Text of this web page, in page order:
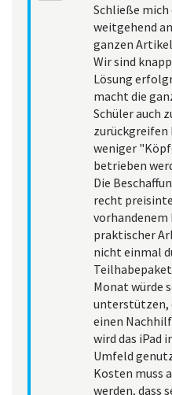
Schließe mich
weitgehend
ganzen
Wir sind
Lösung
macht die
Schüler auch
zurückgreifen
weniger
betrieben
Die
recht
praktischer
nicht einmal
Monat würde
unterstützen,
einen
wird das iPad
Umfeld
Kosten muss
werden, dass